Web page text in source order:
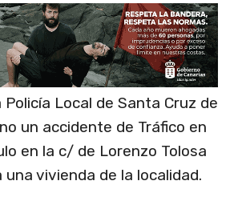
Local de Santa Cruz de
un accidente de Tráfico en
en la c/ de Lorenzo Tolosa
vivienda de la localidad.